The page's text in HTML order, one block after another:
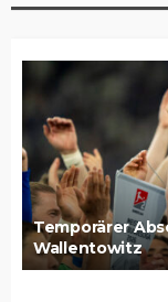
Temporärer
Wallentowitz